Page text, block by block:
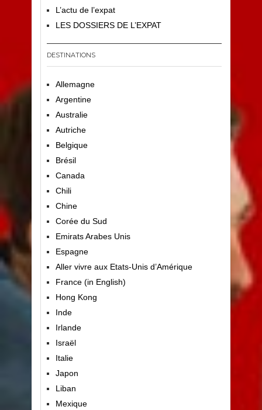
L’actu de l’expat
LES DOSSIERS DE L’EXPAT
DESTINATIONS
Allemagne
Argentine
Australie
Autriche
Belgique
Brésil
Canada
Chili
Chine
Corée du Sud
Emirats Arabes Unis
Espagne
Aller vivre aux Etats-Unis d’Amérique
France (in English)
Hong Kong
Inde
Irlande
Israël
Italie
Japon
Liban
Mexique